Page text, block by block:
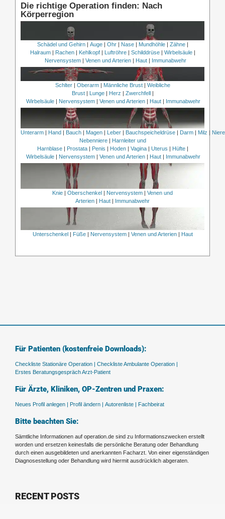
Die richtige Operation finden: Nach
Körperregion
Schädel und Gehirn| Auge| Ohr| Nase| Mundhöhle| Zähne|
Halraum| Rachen| Kehlkopf| Luftröhre| Schilddrüse| Wirbelsäule|
Nervensystem | Venen und Arterien | Haut | Immunabwehr
Schlter| Oberarm| Männliche Brust| Weibliche
Brust| Lunge| Herz Zwerchfell
Wirbelsäule
Nervensystem Venen und Arterien Haut Immunabwehr
Unterarm| Hand Bauch| Magen| Leber| Bauchspeicheldrüse| Darm| Milz
Nebenniere|
Harnleiter und
Harnblase| Prostata| Penis Hoden| Vagina| Uterus Hüfte|
Wirbelsäule
Nervensystem Venen und Arterien Haut Immunabwehr
Knie | Oberschenkel | Nervensystem | Venen und
Arterien | Haut | Immunabwehr
Unterschenkel| Füße| Nervensystem| Venen und Arterien| Haut
Für Patienten (kostenfreie Downloads):
Checkliste Stationäre Operation | Checkliste Ambulante Operation |
Erstes Beratungsgespräch Arzt-Patient
Für Ärzte, Kliniken, OP-Zentren und Praxen:
Neues Profil anlegen | Profil ändern | Autorenliste | Fachbeirat
Bitte beachten Sie:
Sämtliche Informationen auf operation.de sind zu Informationszwecken erstellt
worden und ersetzen keinesfalls die persönliche Beratung oder Behandlung
durch einen ausgebildeten und anerkannten Facharzt. Von einer eigenständigen
Diagnosestellung oder Behandlung wird hiermit ausdrücklich abgeraten.
RECENT POSTS